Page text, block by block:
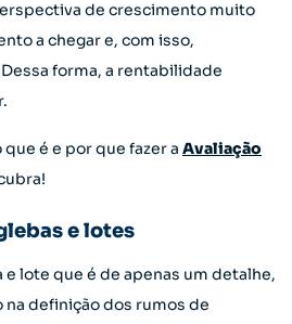
de crescimento muito
a chegar e, com isso,
forma, a rentabilidade
que é e por que fazer a Avaliação
e lotes
lote que é de apenas um detalhe,
definição dos rumos de